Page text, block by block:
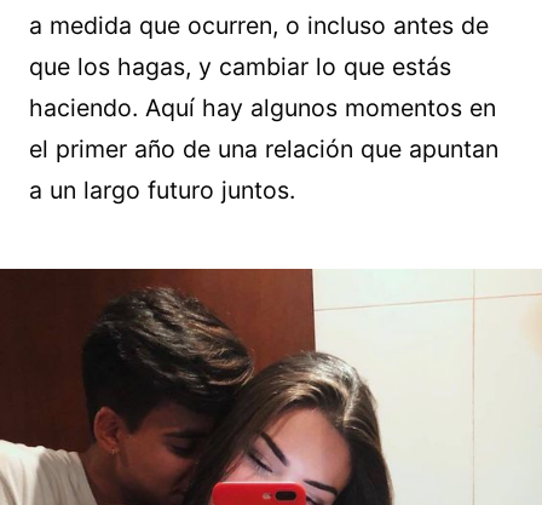
a medida que ocurren, o incluso antes de
que los hagas, y cambiar lo que estás
haciendo. Aquí hay algunos momentos en
el primer año de una relación que apuntan
a un largo futuro juntos.